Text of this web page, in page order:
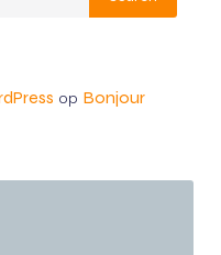
op Bonjour